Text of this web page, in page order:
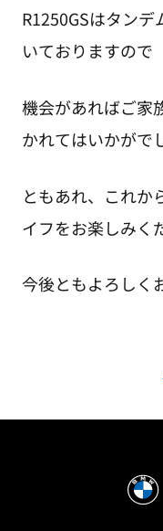
R1250GSはタン
いておりますので
機会があればご家
かれてはいかがで
ともあれ、これか
イフをお楽しみ
今後ともよろしく